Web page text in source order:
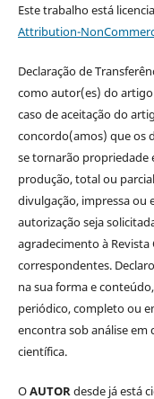
Este trabalho está
Attribution-
Declaração de
como autor(es) do
caso de aceitação do
concordo(amos) que os
se tornarão propriedade
produção, total ou
divulgação, impressa ou
autorização seja
agradecimento à Revista
correspondentes.
na sua forma e
periódico, completo ou
encontra sob análise
científica.
OAUTORdesde já está